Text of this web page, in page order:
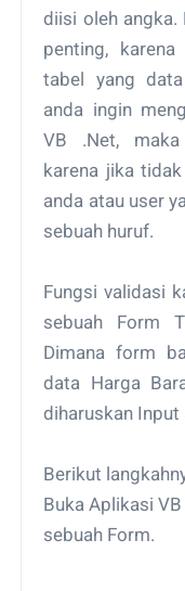
diisi oleh angka.
penting,
tabel yang
anda ingin
VB .Net, maka
karena jika
anda atau user
sebuah huruf.
Fungsi validasi
sebuah Form
Dimana form
data Harga
diharuskan Input
Berikut
Buka Aplikasi
sebuah Form.